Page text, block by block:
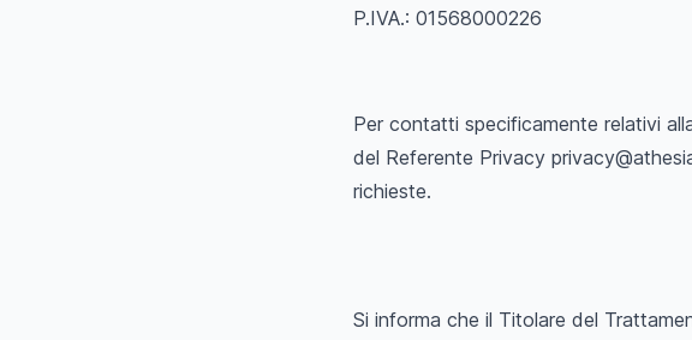
P.IVA.: 01568000226
Per contatti specificamente relativi
del Referente Privacy
richieste.
Si informa che il Titolare del